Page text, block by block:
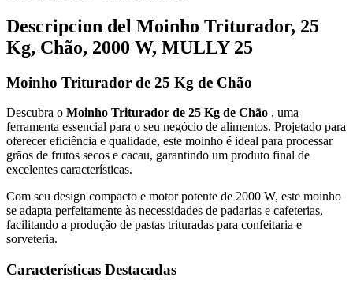
Descripcion del Moinho Triturador, 25
Kg, Chão, 2000 W, MULLY 25
Moinho Triturador de 25 Kg de Chão
Descubra o Moinho Triturador de 25 Kg de Chão , uma
ferramenta essencial para o seu negócio de alimentos. Projetado para
oferecer eficiência e qualidade, este moinho é ideal para processar
grãos de frutos secos e cacau, garantindo um produto final de
excelentes características.
Com seu design compacto e motor potente de 2000 W, este moinho
se adapta perfeitamente às necessidades de padarias e cafeterias,
facilitando a produção de pastas trituradas para confeitaria e
sorveteria.
Características Destacadas